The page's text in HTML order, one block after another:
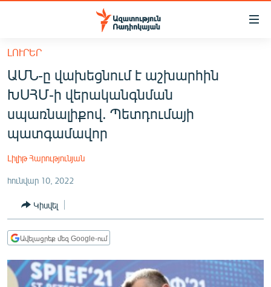
Մատչելիության
հիմնական
բովանդակությանը
Անցնել
հիմնական
մենյուին
Որոնում
ՀԱՅԱՍՏԱՆ
ՔԱՂԱՔԱԿԱՆ
ԸՆՏՐՈՒԹՅՈՒՆՆԵՐ 2026
ՊԱՏԵՐԱԶՄԻ 6 ՇԱԲԱԹՆԵՐԸ
ՏԱՐԱԾԱՇՐՋԱՆ
ՄԻՋԱԶԳԱՅԻՆ
ԼՈՒՐԵՐ
ԱՄՆ-ը վախեցնում է աշխարհին
ԽՍՀՄ-ի վերականգնման
սպառնալիքով. Պետդումայի
պատգամավոր
Լիլիթ Հարությունյան
հունվար 10, 2022
Կիսվել
Ավելացրեք մեզ Google-ում